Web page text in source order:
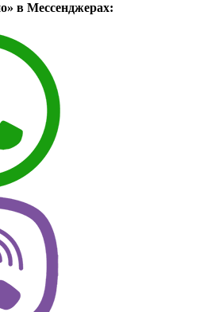
в Мессенджерах: